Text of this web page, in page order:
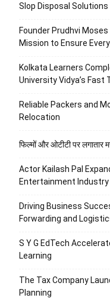
Slop Disposal Solutions
Founder Prudhvi
Mission to Ensure
Kolkata Learners
University Vidya’s Fast
Reliable Packers and
Relocation
फिल्मों और ओटीटी पर लगातार
Actor Kailash Pal
Entertainment Industry
Driving Business
Forwarding and
S Y G EdTech
Learning
The Tax Company
Planning